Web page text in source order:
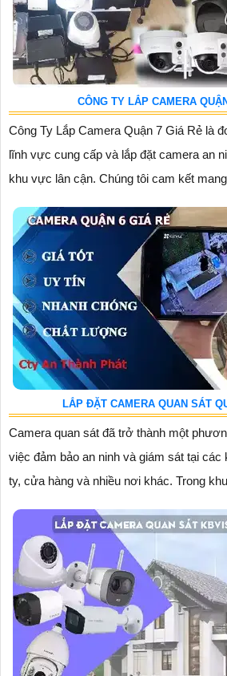
CÔNG TY LẮP CAMERA
Công Ty Lắp Camera Quận 7 Giá Rẻ là
lĩnh vực cung cấp và lắp đặt camera an
khu vực lân cận. Chúng tôi cam kết
LẮP ĐẶT CAMERA QUAN SÁT
Camera quan sát đã trở thành một
việc đảm bảo an ninh và giám sát tại
ty, cửa hàng và nhiều nơi khác. Trong